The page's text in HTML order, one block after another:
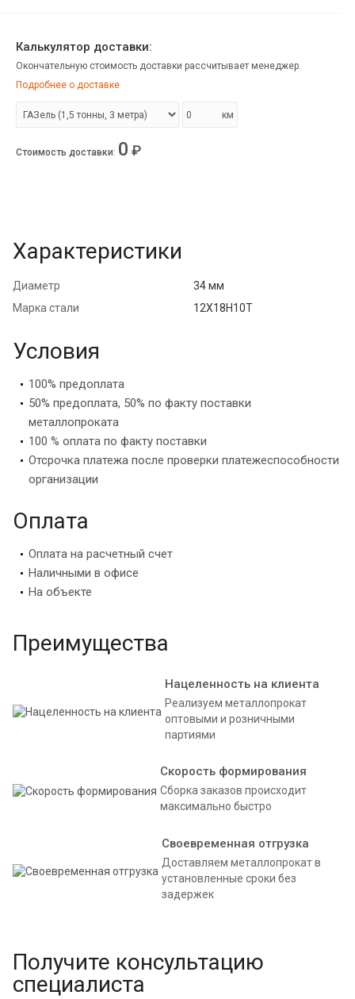
Калькулятор доставки:
Окончательную стоимость доставки рассчитывает менеджер.
Подробнее о доставке
км
Стоимость доставки: 0 ₽
Характеристики
Диаметр
34 мм
Марка стали
12Х18Н10Т
Условия
100% предоплата
50% предоплата, 50% по факту поставки
металлопроката
100 % оплата по факту поставки
Отсрочка платежа после проверки платежеспособности
организации
Оплата
Оплата на расчетный счет
Наличными в офисе
На объекте
Преимущества
Нацеленность на клиента
Реализуем металлопрокат
оптовыми и розничными
партиями
Скорость формирования
Сборка заказов происходит
максимально быстро
Своевременная отгрузка
Доставляем металлопрокат в
установленные сроки без
задержек
Получите консультацию
специалиста